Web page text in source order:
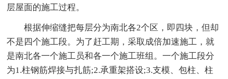
层屋面的施工过程。
根据伸缩缝把每层分为南北各2个区，即四块，但却
不是四个施工段。为了赶工期，采取成倍加速施工，就
是南北各一个施工员和各一个施工班组。一个施工段分
为1.柱钢筋焊接与扎筋;2.承重架搭设;3.支模、包柱、柱